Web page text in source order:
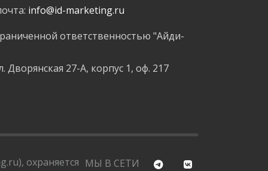
info@id-marketing.ru
ответственностью "Айди-
Дворянская 27-А, корпус 1, оф. 217
МЫ В СЕТИ
охраняется